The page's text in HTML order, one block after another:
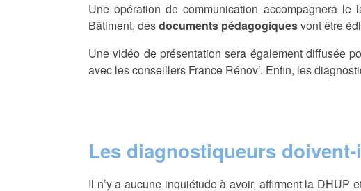
Une opération de communication accompagnera
Bâtiment, desdocuments pédagogiquesvont être
Une vidéo de présentation sera également diffusée
avec les conseillers France Rénov’. Enfin, les
Les diagnostiqueurs
Il n’y a aucune inquiétude à avoir, affirment la DHUP